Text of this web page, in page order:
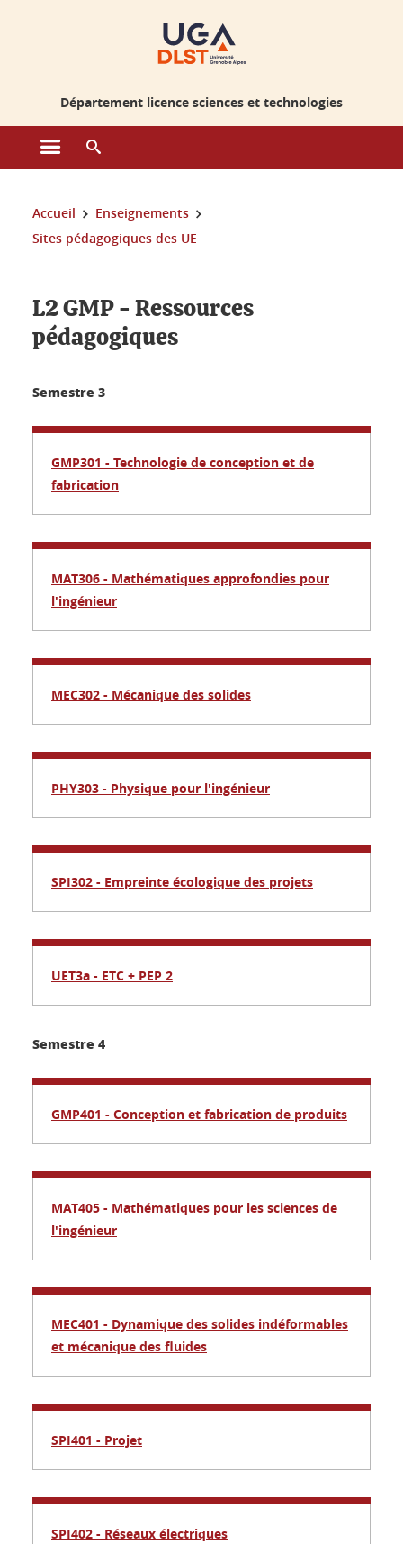
Département licence sciences et technologies
Ouvrir le menu principal
Vous êtes ici :
Accueil
Enseignements
Sites pédagogiques des UE
L2 GMP - Ressources
pédagogiques
Semestre 3
GMP301 - Technologie de conception et de
fabrication
MAT306 - Mathématiques approfondies pour
l'ingénieur
MEC302 - Mécanique des solides
PHY303 - Physique pour l'ingénieur
SPI302 - Empreinte écologique des projets
UET3a - ETC + PEP 2
Semestre 4
GMP401 - Conception et fabrication de produits
MAT405 - Mathématiques pour les sciences de
l'ingénieur
MEC401 - Dynamique des solides indéformables
et mécanique des fluides
SPI401 - Projet
SPI402 - Réseaux électriques